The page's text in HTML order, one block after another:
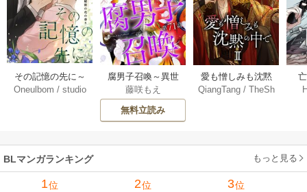
その記憶の先に～
秘密の花の香り～
Oneulbom / studio
腐男子召喚～異世
界で神獣にハメら
れました～ 分冊版
71巻
藤咲もえ
無料立読み
愛も憎しみも沈黙
の中で【タテヨ
QiangTang/ TheSh
BLマンガランキング もっと見る
1位 2位 3位